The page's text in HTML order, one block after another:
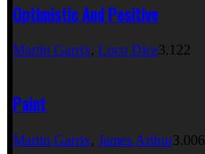
Optimistic And Positive
Martin Garrix, Loco Dice3.122
Paint
Martin Garrix, James Arthur3.006